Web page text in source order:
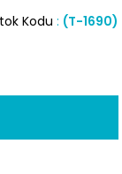
(T-1690)
Kodu